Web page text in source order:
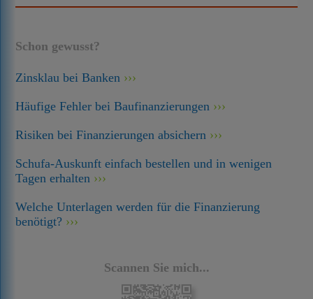
Schon gewusst?
Zinsklau bei Banken
Häufige Fehler bei Baufinanzierungen
Risiken bei Finanzierungen absichern
Schufa-Auskunft einfach bestellen und in wenigen
Tagen erhalten
Welche Unterlagen werden für die Finanzierung
benötigt?
Scannen Sie mich...